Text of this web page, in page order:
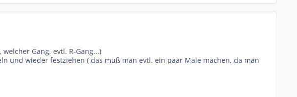
Gang, evtl. R-Gang...)
und wieder festziehen ( das muß man evtl. ein paar Male machen, da man